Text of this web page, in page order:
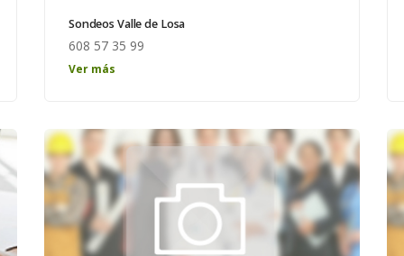
Sondeos Valle de Losa
608 57 35 99
Ver más